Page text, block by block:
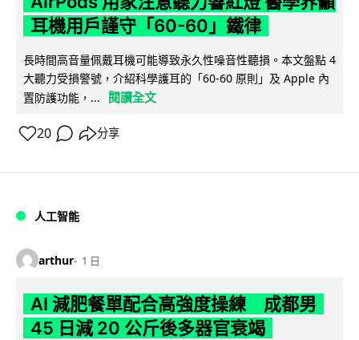
耳機用戶謹守「60-60」鐵律
長時間高音量佩戴耳機可能導致永久性噪音性聽損。本文盤點 4
大聽力受損警號，介紹科學護耳的「60-60 原則」及 Apple 內
置防護功能，...
閱讀全文
20 分享
人工智能
arthur 1 日
AI 減肥餐單配合高強度操練 成都男
45 日減 20 公斤後多器官衰竭